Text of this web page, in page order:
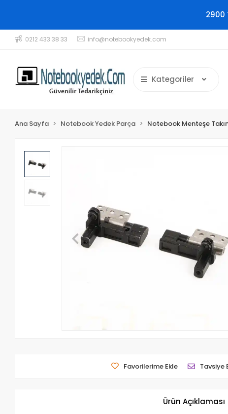
2900
0212 433 38 33 info@notebookyedek.com
Kategoriler
Ana Sayfa Notebook Yedek Parça Notebook Menteşe
Favorilerime Ekle Tavsiye
Ürün Açıklaması